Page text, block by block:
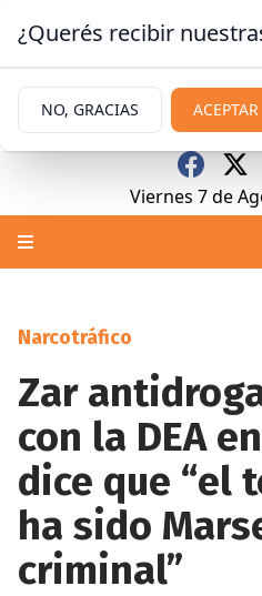
Viernes 7de
Narcotráfico
Zar
con la DEA
dice que “el
ha sido
criminal”
¿Querés recibir
NO, GRACIAS ACEPTAR